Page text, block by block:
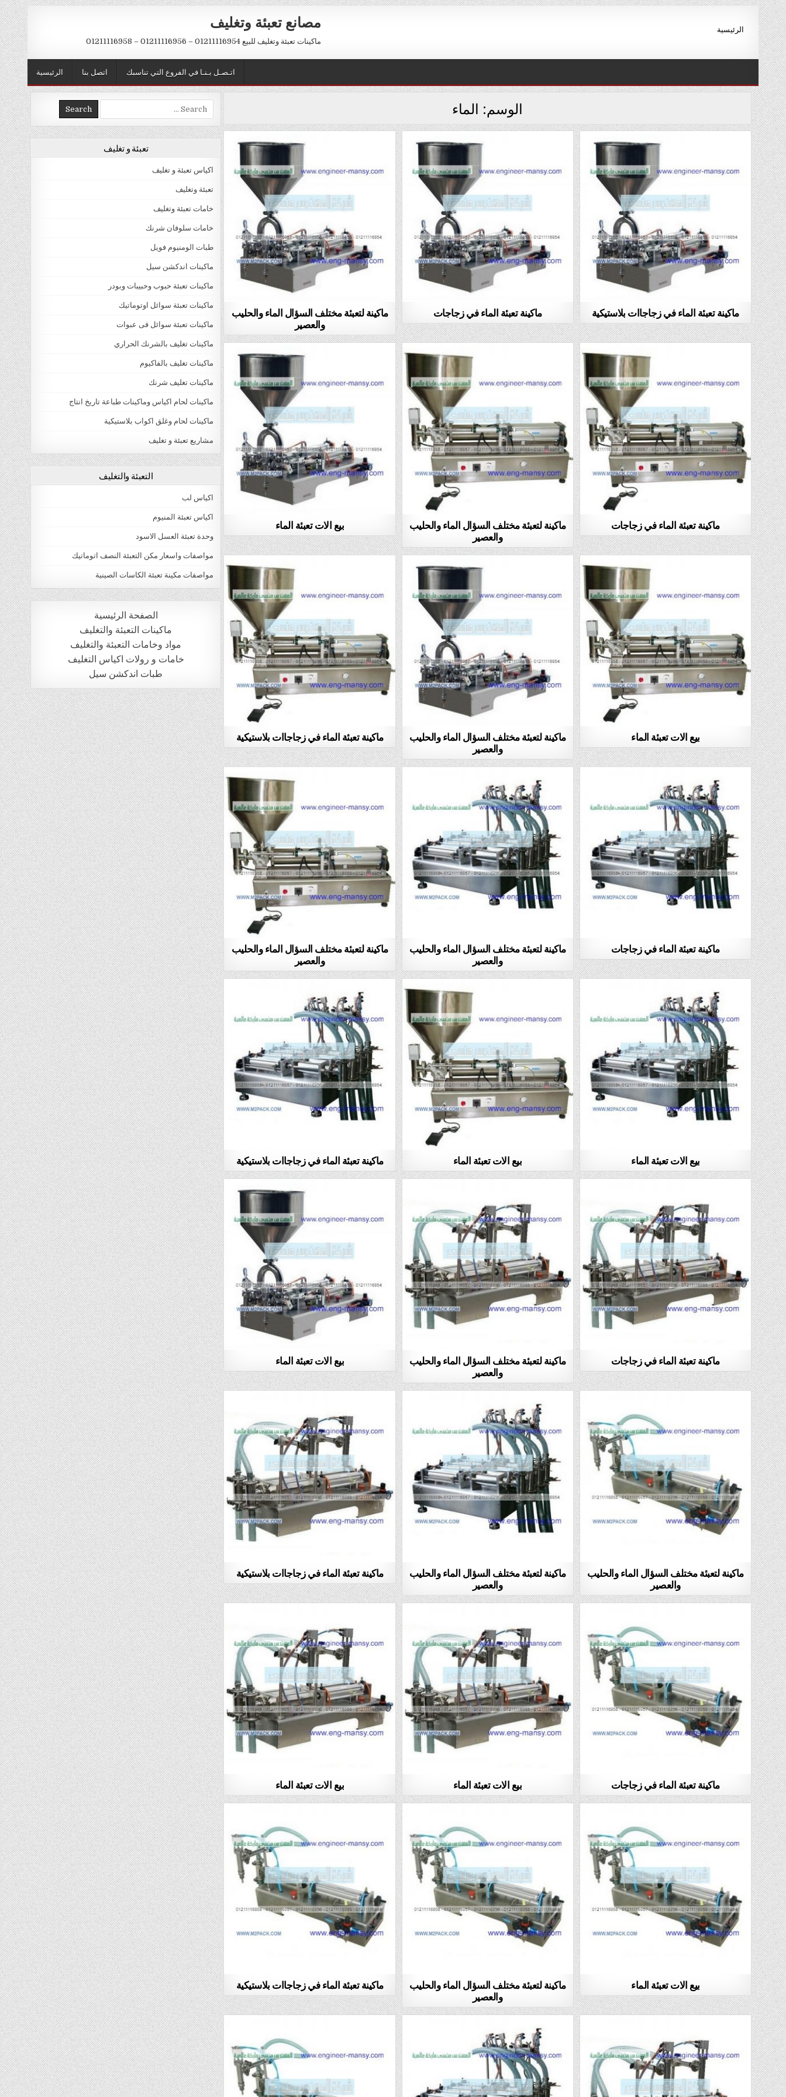
Skip
to
content
مصانع تعبئة وتغليف
ماكينات تعبئة وتغليف للبيع 01211116954 – 01211116956 – 01211116958
الرئيسية
الرئيسية اتصل بنا اتـصـل بـنـا في الفروع التي تناسبك
الوسم: الماء
ماكينة لتعبئة مختلف السؤال الماء والحليب
والعصير
ماكينة تعبئة الماء في زجاجات ماكينة تعبئة الماء في زجاجاات بلاستيكية
بيع الات تعبئة الماء
ماكينة لتعبئة مختلف السؤال الماء والحليب
والعصير
ماكينة تعبئة الماء في زجاجات
ماكينة تعبئة الماء في زجاجاات بلاستيكية
ماكينة لتعبئة مختلف السؤال الماء والحليب
والعصير
بيع الات تعبئة الماء
ماكينة لتعبئة مختلف السؤال الماء والحليب
والعصير
ماكينة لتعبئة مختلف السؤال الماء والحليب
والعصير
ماكينة تعبئة الماء في زجاجات
ماكينة تعبئة الماء في زجاجاات بلاستيكية بيع الات تعبئة الماء بيع الات تعبئة الماء
بيع الات تعبئة الماء
ماكينة لتعبئة مختلف السؤال الماء والحليب
والعصير
ماكينة تعبئة الماء في زجاجات
ماكينة تعبئة الماء في زجاجاات بلاستيكية
ماكينة لتعبئة مختلف السؤال الماء والحليب
والعصير
ماكينة لتعبئة مختلف السؤال الماء والحليب
والعصير
بيع الات تعبئة الماء بيع الات تعبئة الماء ماكينة تعبئة الماء في زجاجات
ماكينة تعبئة الماء في زجاجاات بلاستيكية
ماكينة لتعبئة مختلف السؤال الماء والحليب
والعصير
بيع الات تعبئة الماء
Search
for:
تعبئة و تغليف
اكياس تعبئة و تغليف
تعبئة وتغليف
خامات تعبئة وتغليف
خامات سلوفان شرنك
طبات الومنيوم فويل
ماكينات اندكشن سيل
ماكينات تعبئة حبوب وحبيبات وبودر
ماكينات تعبئة سوائل اوتوماتيك
ماكينات تعبئة سوائل فى عبوات
ماكينات تغليف بالشرنك الحراري
ماكينات تغليف بالفاكيوم
ماكينات تغليف شرنك
ماكينات لحام اكياس وماكينات طباعة تاريخ انتاج
ماكينات لحام وغلق اكواب بلاستيكية
مشاريع تعبئة و تغليف
التعبئة والتغليف
اكياس لب
اكياس تعبئة المنيوم
وحدة تعبئة العسل الاسود
مواصفات واسعار مكن التعبئة النصف اتوماتيك
مواصفات مكينة تعبئة الكاسات الصينية
الصفحة الرئيسية
ماكينات التعبئة والتغليف
مواد وخامات التعبئة والتغليف
خامات و رولات اكياس التغليف
طبات اندكشن سيل